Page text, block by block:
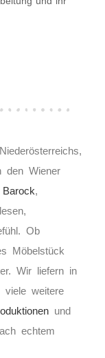
den Wiener
Barock,
Ob
Möbelstück
Wir liefern in
viele weitere
und
echtem